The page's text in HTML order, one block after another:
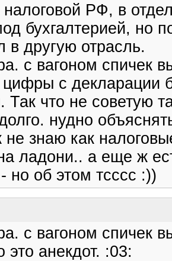
налоговой РФ, в
бухгалтерией, но
в другую отрасль.
с вагоном спичек
цифры с
Так что не советую
нудно
знаю как
ладони.. а еще ж
об этом тсссс :))
с вагоном спичек
анекдот. :03: